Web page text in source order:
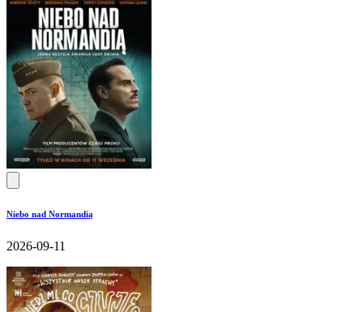
Niebo nad Normandią
2026-09-11